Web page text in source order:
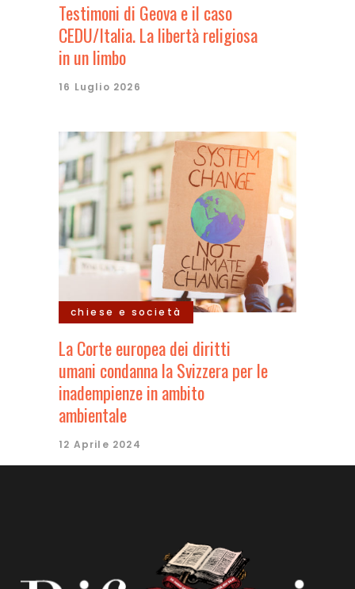
Testimoni di Geova e il caso
CEDU/Italia. La libertà religiosa
in un limbo
16 Luglio 2026
chiese e società
La Corte europea dei diritti
umani condanna la Svizzera per le
inadempienze in ambito
ambientale
12 Aprile 2024